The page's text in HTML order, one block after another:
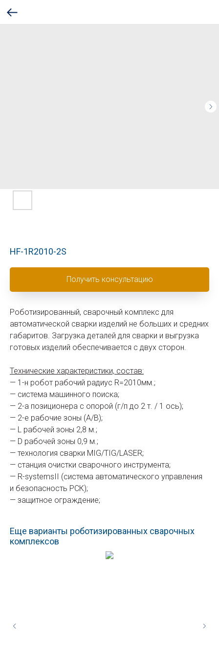
HF-1R2010-2S
Получить консультацию
Роботизированный, сварочный комплекс для
автоматической сварки изделий не больших и средних
габаритов. Загрузка деталей для сварки и выгрузка
готовых изделий обеспечивается с двух сторон.
Технические характеристики, состав:
— 1-н робот рабочий радиус R=2010мм.;
— система машинного поиска;
— 2-а позиционера с опорой (г/п до 2 т. / 1 ось);
— 2-е рабочие зоны (А/В);
— L рабочей зоны 2,8 м.;
— D рабочей зоны 0,9 м.;
— технология сварки MIG/TIG/LASER;
— станция очистки сварочного инструмента;
— R-systemsII (система автоматического управления
и безопасность РСК);
— защитное ограждение;
Еще варианты роботизированных сварочных
комплексов